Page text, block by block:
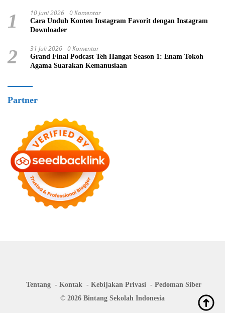
1 10 Juni 2026 0 Komentar
Cara Unduh Konten Instagram Favorit dengan Instagram
Downloader
2 31 Juli 2026 0 Komentar
Grand Final Podcast Teh Hangat Season 1: Enam Tokoh
Agama Suarakan Kemanusiaan
Partner
Tentang Kontak Kebijakan Privasi
Pedoman Siber
© 2026 Bintang Sekolah Indonesia